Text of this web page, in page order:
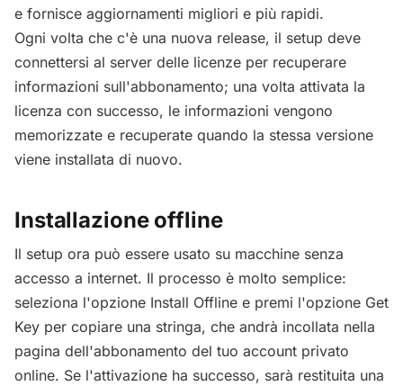
e fornisce aggiornamenti migliori e più rapidi.
Ogni volta che c'è una nuova release, il setup deve
connettersi al server delle licenze per recuperare
informazioni sull'abbonamento; una volta attivata la
licenza con successo, le informazioni vengono
memorizzate e recuperate quando la stessa versione
viene installata di nuovo.
Installazione offline
Il setup ora può essere usato su macchine senza
accesso a internet. Il processo è molto semplice:
seleziona l'opzione Install Offline e premi l'opzione Get
Key per copiare una stringa, che andrà incollata nella
pagina dell'abbonamento del tuo account privato
online. Se l'attivazione ha successo, sarà restituita una